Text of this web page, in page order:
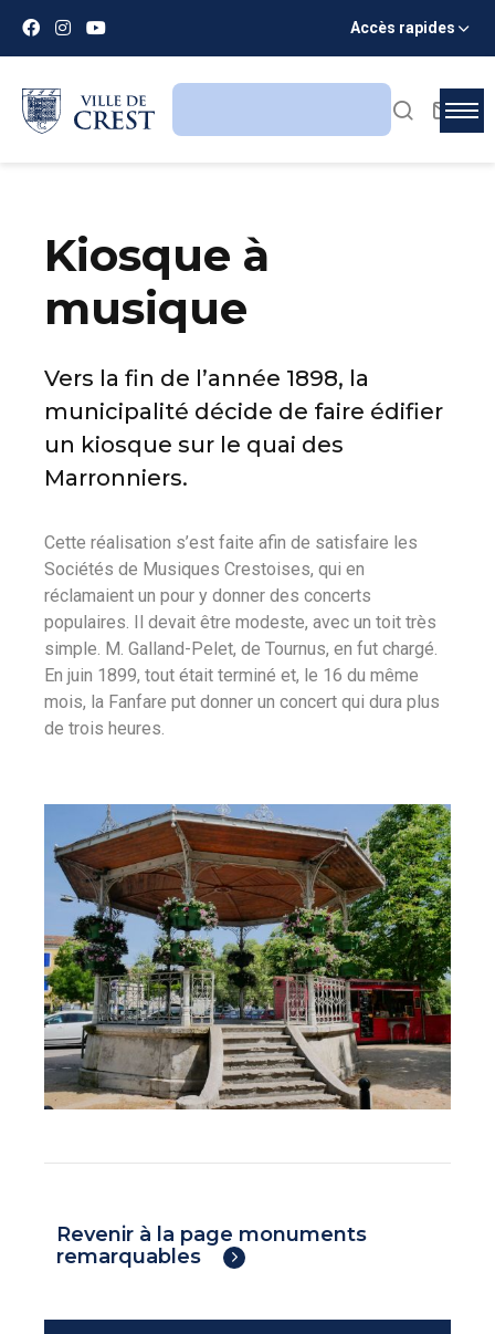
Accès rapides
Kiosque à
musique
Vers la fin de l’année 1898, la
municipalité décide de faire édifier
un kiosque sur le quai des
Marronniers.
Cette réalisation s’est faite afin de satisfaire les
Sociétés de Musiques Crestoises, qui en
réclamaient un pour y donner des concerts
populaires. Il devait être modeste, avec un toit très
simple. M. Galland-Pelet, de Tournus, en fut chargé.
En juin 1899, tout était terminé et, le 16 du même
mois, la Fanfare put donner un concert qui dura plus
de trois heures.
Revenir à la page monuments
remarquables